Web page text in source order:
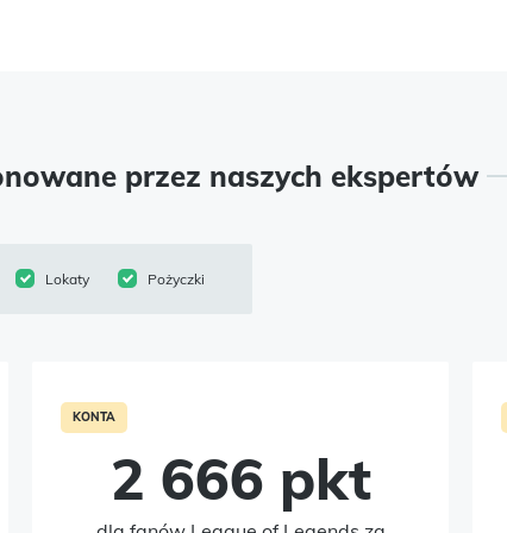
przez naszych ekspertów
Lokaty Pożyczki
KONTA
2 666 pkt